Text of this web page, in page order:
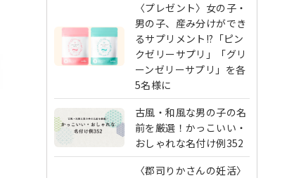
〈プレゼント〉女の子・
男の子、産み分けができ
るサプリメント!?「ピン
クゼリーサプリ」「グリ
ーンゼリーサプリ」を各
5名様に
古風・和風な男の子の名
前を厳選！かっこいい・
おしゃれな名付け例352
〈郡司りかさんの妊活〉